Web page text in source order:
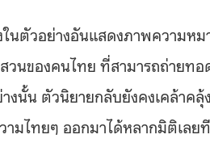
นตัวอย่างอันแสดงภาพความหม
วนของคนไทย ที่สามารถถ่ายท
งนั้น ตัวนิยายกลับยังคงเคล้าค
ามไทยๆ ออกมาได้หลากมิติเลย